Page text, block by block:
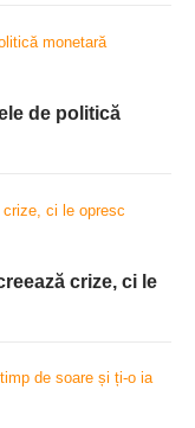
de politică
crize, ci le